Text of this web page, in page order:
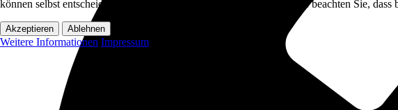
können selbst entscheiden, ob Sie die Cookies zulassen möchten. Bitte beachten Sie,
Akzeptieren Ablehnen
Weitere Informationen Impressum